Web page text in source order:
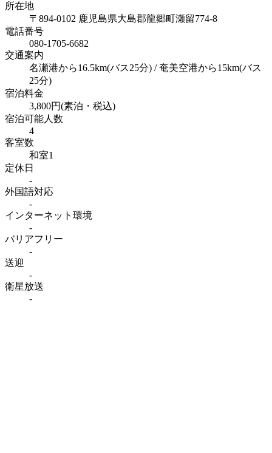
所在地
〒894-0102 鹿児島県大島郡龍郷町瀬留774-8
電話番号
080-1705-6682
交通案内
名瀬港から16.5km(バス25分) / 奄美空港から15km(バス
25分)
宿泊料金
3,800円(素泊・税込)
宿泊可能人数
4
客室数
和室1
定休日
-
外国語対応
-
インターネット 環境
-
バリアフリー
-
送迎
-
衛星放送
-